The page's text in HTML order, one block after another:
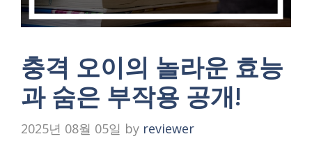
충격 오이의 놀라운 효능
과 숨은 부작용 공개!
2025년 08월 05일 by reviewer